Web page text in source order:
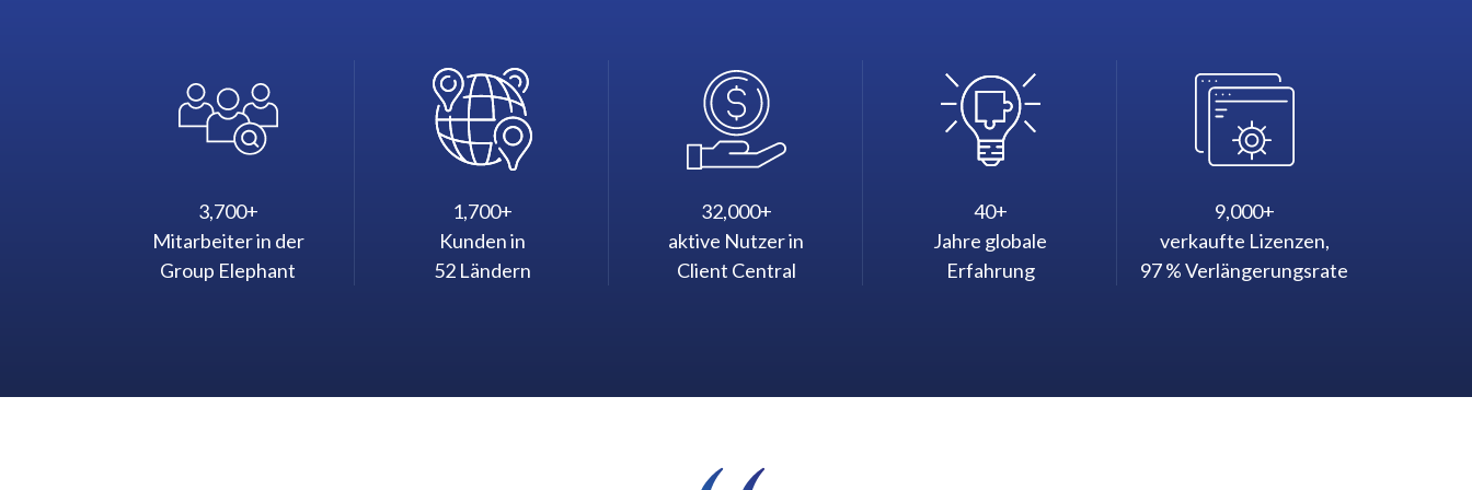
3,700+
Mitarbeiter in der
Group Elephant
1,700+
Kunden in
52 Ländern
32,000+
aktive Nutzer in
Client Central
40+
Jahre globale
Erfahrung
9,000+
verkaufte Lizenzen,
97 % Verlängerungsrate